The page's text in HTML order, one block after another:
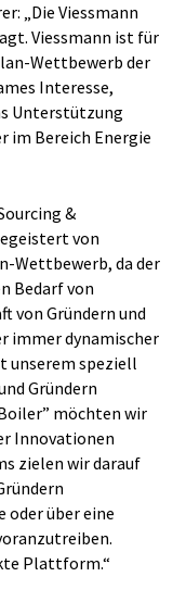
„Die Viessmann
Viessmann ist für
Wettbewerb der
Interesse,
Unterstützung
im Bereich Energie
&
von
Wettbewerb, da der
Bedarf von
von Gründern und
immer dynamischer
unserem speziell
Gründern
möchten wir
Innovationen
zielen wir darauf
oder über eine
Plattform.“